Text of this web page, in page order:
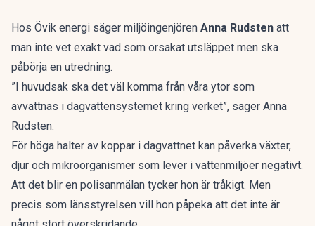
Hos Övik energi säger miljöingenjören Anna Rudsten att
man inte vet exakt vad som orsakat utsläppet men ska
påbörja en utredning.
”I huvudsak ska det väl komma från våra ytor som
avvattnas i dagvattensystemet kring verket”, säger Anna
Rudsten.
För höga halter av koppar i dagvattnet kan påverka växter,
djur och mikroorganismer som lever i vattenmiljöer negativt.
Att det blir en polisanmälan tycker hon är tråkigt. Men
precis som länsstyrelsen vill hon påpeka att det inte är